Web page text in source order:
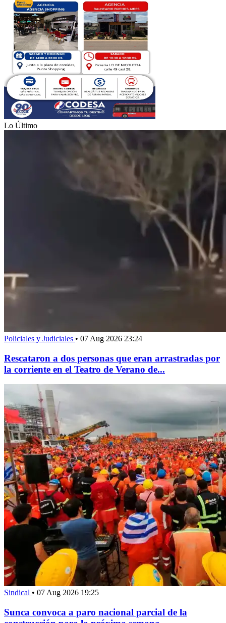
Lo Último
Policiales y Judiciales • 07 Aug 2026 23:24
Rescataron a dos personas que eran arrastradas por
la corriente en el Teatro de Verano de...
Sindical • 07 Aug 2026 19:25
Sunca convoca a paro nacional parcial de la